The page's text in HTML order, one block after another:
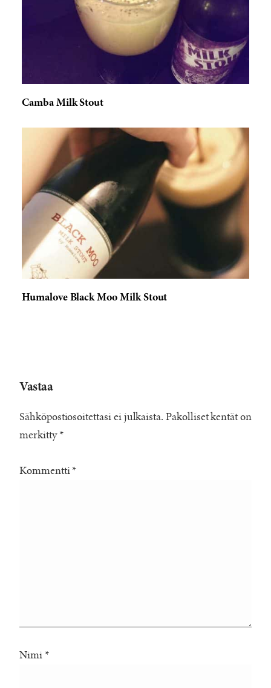
Camba Milk Stout
Humalove Black Moo Milk Stout
Vastaa
Sähköpostiosoitettasi ei julkaista. Pakolliset kentät on
merkitty *
Kommentti *
Nimi *